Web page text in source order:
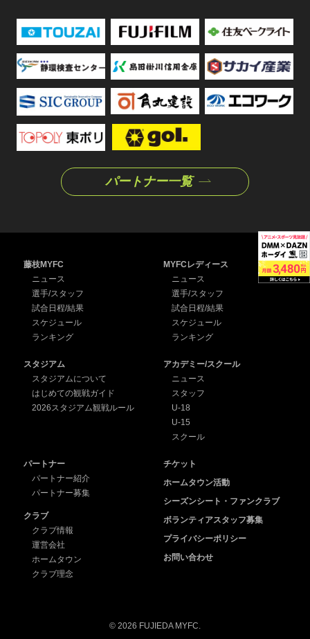
パートナー一覧
藤枝MYFC
ニュース
選手/スタッフ
試合日程/結果
スケジュール
ランキング
MYFCレディース
ニュース
選手/スタッフ
試合日程/結果
スケジュール
ランキング
スタジアム
スタジアムについて
はじめての観戦ガイド
2026スタジアム観戦ルール
アカデミー/スクール
ニュース
スタッフ
U-18
U-15
スクール
パートナー
パートナー紹介
パートナー募集
クラブ
クラブ情報
運営会社
ホームタウン
クラブ理念
チケット
ホームタウン活動
シーズンシート・ファンクラブ
ボランティアスタッフ募集
プライバシーポリシー
お問い合わせ
© 2026 FUJIEDA MYFC.